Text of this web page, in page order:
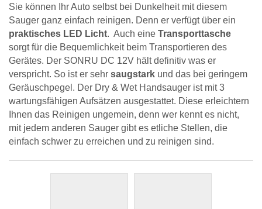
Sie können Ihr Auto selbst bei Dunkelheit mit diesem
Sauger ganz einfach reinigen. Denn er verfügt über ein
praktisches LED Licht. Auch eine Transporttasche
sorgt für die Bequemlichkeit beim Transportieren des
Gerätes. Der SONRU DC 12V hält definitiv was er
verspricht. So ist er sehr saugstark und das bei geringem
Geräuschpegel. Der Dry & Wet Handsauger ist mit 3
wartungsfähigen Aufsätzen ausgestattet. Diese erleichtern
Ihnen das Reinigen ungemein, denn wer kennt es nicht,
mit jedem anderen Sauger gibt es etliche Stellen, die
einfach schwer zu erreichen und zu reinigen sind.